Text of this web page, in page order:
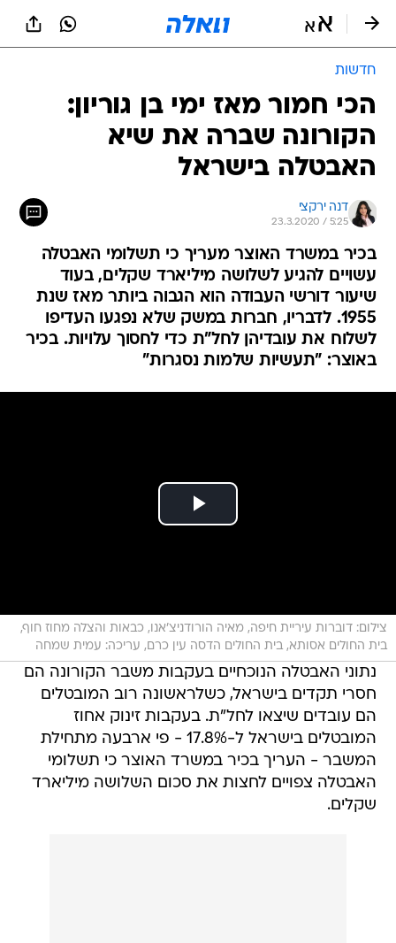
חדשות
הכי חמור מאז ימי בן גוריון:
הקורונה שברה את שיא
האבטלה בישראל
דנה ירקצי
23.3.2020 / 5:25
בכיר במשרד האוצר מעריך כי תשלומי האבטלה
עשויים להגיע לשלושה מיליארד שקלים, בעוד
שיעור דורשי העבודה הוא הגבוה ביותר מאז שנת
1955. לדבריו, חברות במשק שלא נפגעו העדיפו
לשלוח את עובדיהן לחל"ת כדי לחסוך עלויות. בכיר
באוצר: "תעשיות שלמות נסגרות"
צילום: דוברות עיריית חיפה, מאיה הורודניצ'אנו, כבאות והצלה מחוז חוף,
בית החולים אסותא, בית החולים הדסה עין כרם, עריכה: עמית שמחה
נתוני האבטלה הנוכחיים בעקבות משבר הקורונה הם
חסרי תקדים בישראל, כשלראשונה רוב המובטלים
הם עובדים שיצאו לחל"ת. בעקבות זינוק אחוז
המובטלים בישראל ל-17.8% - פי ארבעה מתחילת
המשבר - העריך בכיר במשרד האוצר כי תשלומי
האבטלה צפויים לחצות את סכום השלושה מיליארד
שקלים.